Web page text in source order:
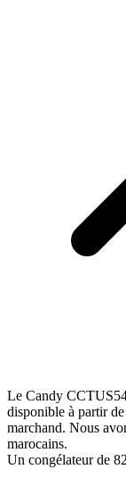
Le Candy
disponible à partir
marchand. Nous
marocains.
Un congélateur de